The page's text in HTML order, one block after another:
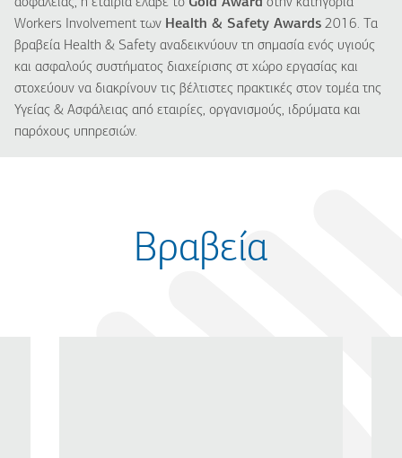
Workers Involvement των Health & Safety Awards 2016. Τα
βραβεία Health & Safety αναδεικνύουν τη σημασία ενός υγιούς
και ασφαλούς συστήματος διαχείρισης στ χώρο εργασίας και
στοχεύουν να διακρίνουν τις βέλτιστες πρακτικές στον τομέα της
Υγείας & Ασφάλειας από εταιρίες, οργανισμούς, ιδρύματα και
παρόχους υπηρεσιών.
Βραβεία